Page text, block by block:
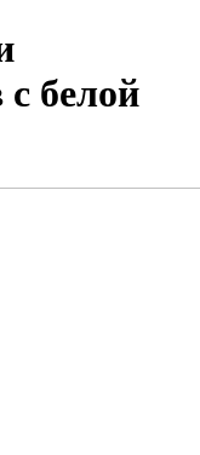
белой